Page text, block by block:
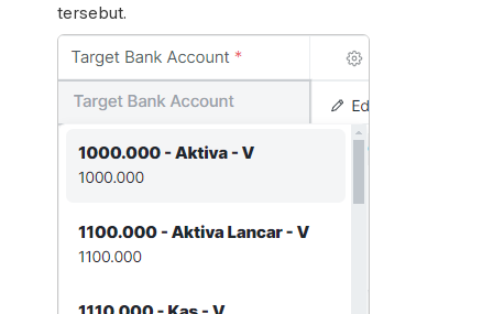
tersebut.